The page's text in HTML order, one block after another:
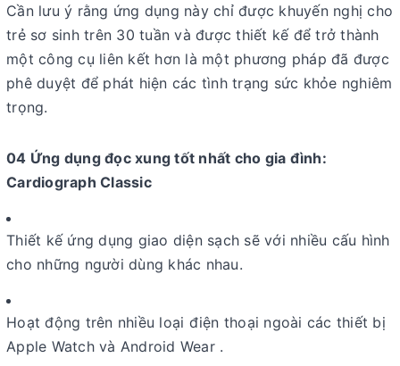
Cần lưu ý rằng ứng dụng này chỉ được khuyến nghị cho
trẻ sơ sinh trên 30 tuần và được thiết kế để trở thành
một công cụ liên kết hơn là một phương pháp đã được
phê duyệt để phát hiện các tình trạng sức khỏe nghiêm
trọng.
04 Ứng dụng đọc xung tốt nhất cho gia đình:
Cardiograph Classic
Thiết kế ứng dụng giao diện sạch sẽ với nhiều cấu hình
cho những người dùng khác nhau.
Hoạt động trên nhiều loại điện thoại ngoài các thiết bị
Apple Watch và Android Wear .